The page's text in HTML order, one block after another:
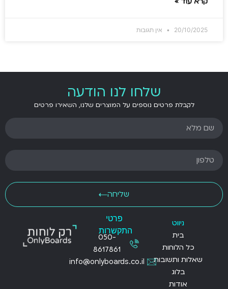
20/10/2025 אין תגובות
שלחו לנו הודעה
לקבלת פרטים נוספים על המוצרים שלנו, השאירו פרטים
שליחה
ניווט
בית
כל הלוחות
שאלות ותשובות
בלוג
אודות
פרטי
התקשרות
050-
8617861
info@onlyboards.co.il